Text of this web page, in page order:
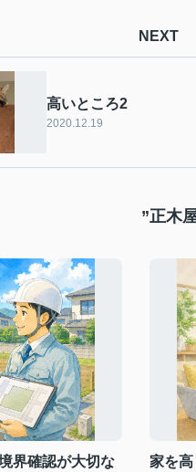
NEXT
高いところ2
2020.12.19
”正木
界確認が大切な
家を